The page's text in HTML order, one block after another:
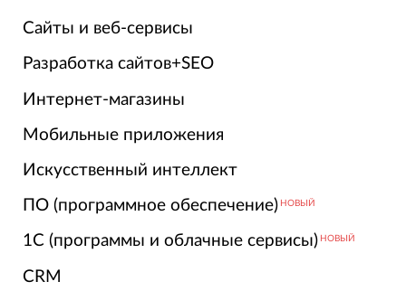
Сайты и веб-сервисы
Разработка сайтов+SEO
Интернет-магазины
Мобильные приложения
Искусственный интеллект
ПО (программное обеспечение) НОВЫЙ
1С (программы и облачные сервисы) НОВЫЙ
CRM